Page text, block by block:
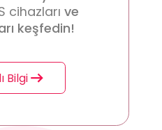
cihazları ve
keşfedin!
Bilgi